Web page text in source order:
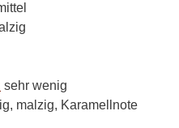
sehr wenig
malzig, Karamellnote